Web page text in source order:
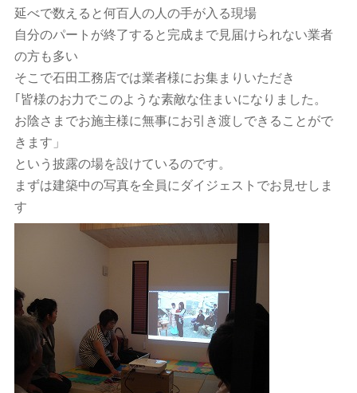
延べで数えると何百人の人の手が入る現場
自分のパートが終了すると完成まで見届けられない業者
の方も多い
そこで石田工務店では業者様にお集まりいただき
｢皆様のお力でこのような素敵な住まいになりました。
お陰さまでお施主様に無事にお引き渡しできることがで
きます」
という披露の場を設けているのです。
まずは建築中の写真を全員にダイジェストでお見せしま
す